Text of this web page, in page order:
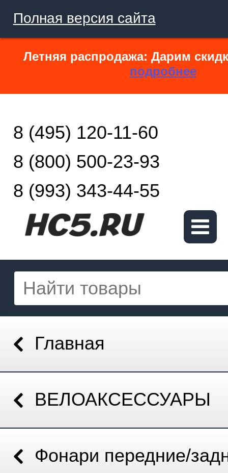
Полная версия сайта
Летняя распродажа: Дарим
подробнее
8 (495) 120-11-60
8 (800) 500-23-93
8 (993) 343-44-55
Главная
ВЕЛОАКСЕССУАРЫ
Фонари передние/